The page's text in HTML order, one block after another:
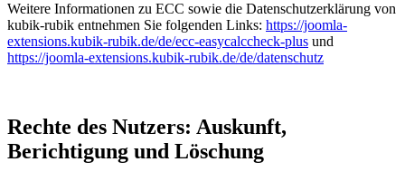
Weitere Informationen zu ECC sowie die Datenschutzerklärung von
kubik-rubik entnehmen Sie folgenden Links: https://joomla-
extensions.kubik-rubik.de/de/ecc-easycalccheck-plus und
https://joomla-extensions.kubik-rubik.de/de/datenschutz
Rechte des Nutzers: Auskunft,
Berichtigung und Löschung